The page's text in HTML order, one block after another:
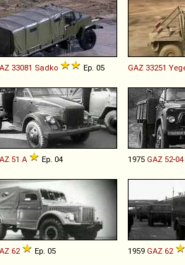
33081 Sadko Ep. 05 GAZ 33251
51 A Ep. 04 1975 GAZ 52-04
62 Ep. 05 1959 GAZ 62